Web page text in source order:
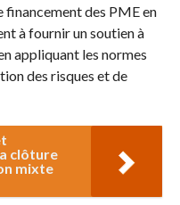
des PME en
à fournir un soutien à
appliquant les normes
des risques et de
clôture
mixte